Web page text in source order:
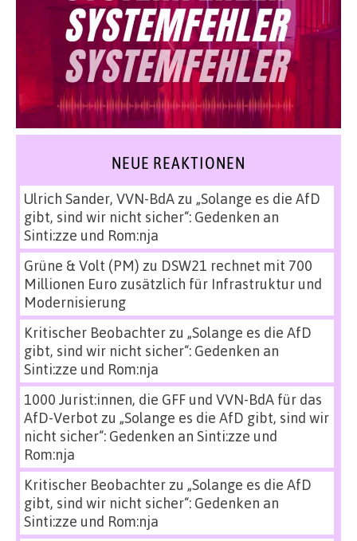
NEUE REAKTIONEN
Ulrich Sander, VVN-BdAzu „Solange es die AfD
gibt, sind wir nicht sicher“: Gedenken an
Sinti:zze und Rom:nja
Grüne & Volt (PM) zu DSW21 rechnet mit 700
Millionen Euro zusätzlich für Infrastruktur und
Modernisierung
Kritischer Beobachterzu „Solange es die AfD
gibt, sind wir nicht sicher“: Gedenken an
Sinti:zze und Rom:nja
1000 Jurist:innen, die GFF und VVN-BdA für das
AfD-Verbot zu „Solange es die AfD gibt, sind wir
nicht sicher“: Gedenken an Sinti:zze und
Rom:nja
Kritischer Beobachterzu „Solange es die AfD
gibt, sind wir nicht sicher“: Gedenken an
Sinti:zze und Rom:nja